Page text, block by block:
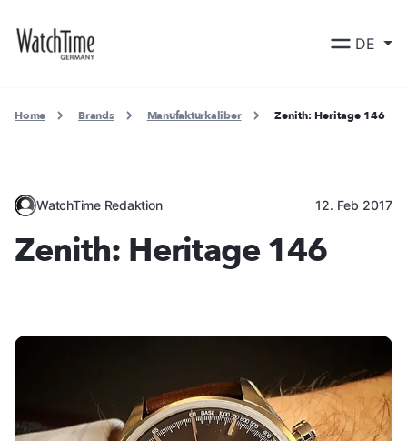
DE
Home Brands Manufakturkaliber Zenith: Heritage 146
WatchTime Redaktion 12. Feb 2017
Zenith: Heritage 146